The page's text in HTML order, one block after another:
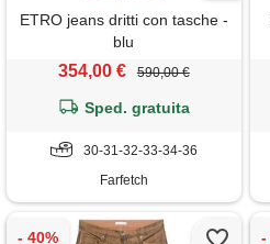
ETRO jeans dritti con tasche -
blu
354,00 € 590,00 €
Sped. gratuita
30-31-32-33-34-36
Farfetch